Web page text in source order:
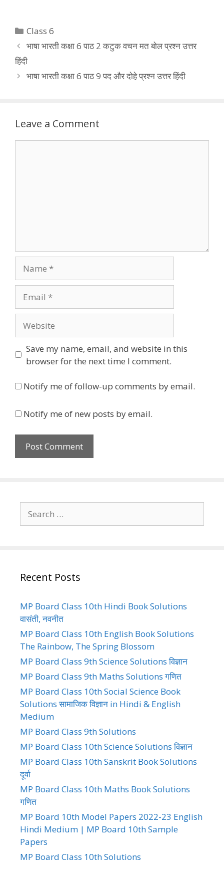
Categories
Class 6
भाषा भारती कक्षा 6 पाठ 2 कटुक वचन मत बोल प्रश्न उत्तर
हिंदी
भाषा भारती कक्षा 6 पाठ 9 पद और दोहे प्रश्न उत्तर हिंदी
Leave a Comment
Save my name, email, and website in this
browser for the next time I comment.
Notify me of follow-up comments by email.
Notify me of new posts by email.
for:
Recent Posts
MP Board Class 10th Hindi Book Solutions
वासंती, नवनीत
MP Board Class 10th English Book Solutions
The Rainbow, The Spring Blossom
MP Board Class 9th Science Solutions विज्ञान
MP Board Class 9th Maths Solutions गणित
MP Board Class 10th Social Science Book
Solutions सामाजिक विज्ञान in Hindi & English
Medium
MP Board Class 9th Solutions
MP Board Class 10th Science Solutions विज्ञान
MP Board Class 10th Sanskrit Book Solutions
दूर्वा
MP Board Class 10th Maths Book Solutions
गणित
MP Board 10th Model Papers 2022-23 English
Hindi Medium | MP Board 10th Sample
Papers
MP Board Class 10th Solutions